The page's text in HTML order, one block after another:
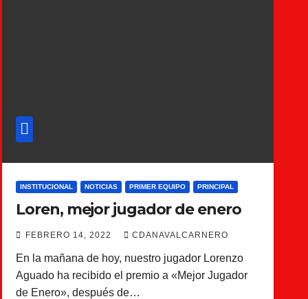
INSTITUCIONAL NOTICIAS PRIMER EQUIPO PRINCIPAL
Loren, mejor jugador de enero
FEBRERO 14, 2022 CDANAVALCARNERO
En la mañana de hoy, nuestro jugador Lorenzo
Aguado ha recibido el premio a «Mejor Jugador
de Enero», después de…